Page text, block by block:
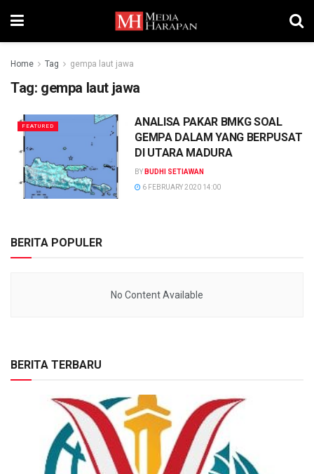
Home Tag gempa laut jawa
Tag: gempa laut jawa
FEATURED
ANALISA PAKAR BMKG SOAL
GEMPA DALAM YANG BERPUSAT
DI UTARA MADURA
BY BUDHI SETIAWAN
6 FEBRUARY 2020 14:00
BERITA POPULER
No Content Available
BERITA TERBARU